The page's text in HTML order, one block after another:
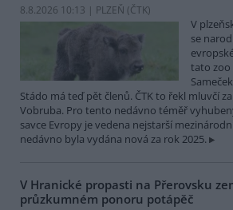
8.8.2026 10:13 | PLZEŇ (ČTK)
V
se
tato zoo
Stádo má teď pět členů. ČTK to řekl mluvčí
Vobruba. Pro tento nedávno téměř
savce Evropy je vedena nejstarší
nedávno byla vydána nová za rok 2025.
V Hranické propasti na Přerovsku
průzkumném ponoru potápěč